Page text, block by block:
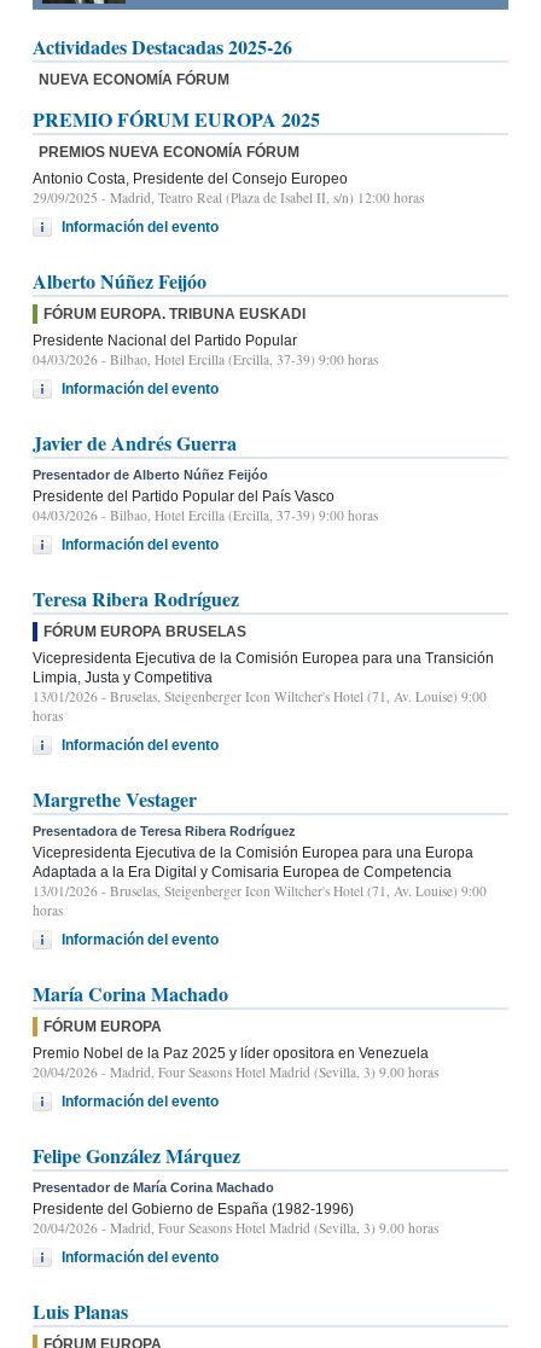
Actividades Destacadas 2025-26
NUEVA ECONOMÍA FÓRUM
PREMIO FÓRUM EUROPA 2025
PREMIOS NUEVA ECONOMÍA FÓRUM
Antonio Costa, Presidente del Consejo Europeo
29/09/2025 - Madrid, Teatro Real (Plaza de Isabel II, s/n) 12:00 horas
Información del evento
Alberto Núñez Feijóo
FÓRUM EUROPA. TRIBUNA EUSKADI
Presidente Nacional del Partido Popular
04/03/2026 - Bilbao, Hotel Ercilla (Ercilla, 37-39) 9:00 horas
Información del evento
Javier de Andrés Guerra
Presentador de Alberto Núñez Feijóo
Presidente del Partido Popular del País Vasco
04/03/2026 - Bilbao, Hotel Ercilla (Ercilla, 37-39) 9:00 horas
Información del evento
Teresa Ribera Rodríguez
FÓRUM EUROPA BRUSELAS
Vicepresidenta Ejecutiva de la Comisión Europea para una Transición
Limpia, Justa y Competitiva
13/01/2026 - Bruselas, Steigenberger Icon Wiltcher's Hotel (71, Av. Louise) 9:00
horas
Información del evento
Margrethe Vestager
Presentadora de Teresa Ribera Rodríguez
Vicepresidenta Ejecutiva de la Comisión Europea para una Europa
Adaptada a la Era Digital y Comisaria Europea de Competencia
13/01/2026 - Bruselas, Steigenberger Icon Wiltcher's Hotel (71, Av. Louise) 9:00
horas
Información del evento
María Corina Machado
FÓRUM EUROPA
Premio Nobel de la Paz 2025 y líder opositora en Venezuela
20/04/2026 - Madrid, Four Seasons Hotel Madrid (Sevilla, 3) 9.00 horas
Información del evento
Felipe González Márquez
Presentador de María Corina Machado
Presidente del Gobierno de España (1982-1996)
20/04/2026 - Madrid, Four Seasons Hotel Madrid (Sevilla, 3) 9.00 horas
Información del evento
Luis Planas
FÓRUM EUROPA